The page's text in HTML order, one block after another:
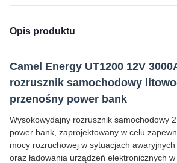
Opis produktu
Camel Energy UT1200 12V
rozrusznik samochodowy
przenośny power bank
Wysokowydajny rozrusznik samochodowy
power bank, zaprojektowany w celu
mocy rozruchowej w sytuacjach
oraz ładowania urządzeń elektronicznych w